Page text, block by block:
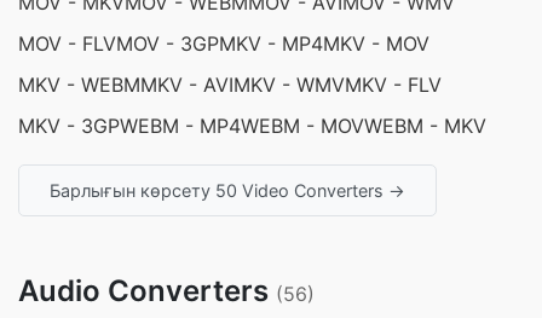
MOV - FLVMOV - 3GPMKV - MP4MKV - MOV
MKV - WEBMMKV - AVIMKV - WMVMKV - FLV
MKV - 3GPWEBM - MP4WEBM - MOVWEBM - MKV
Барлығын көрсету 50 Video Converters →
Audio Converters (56)